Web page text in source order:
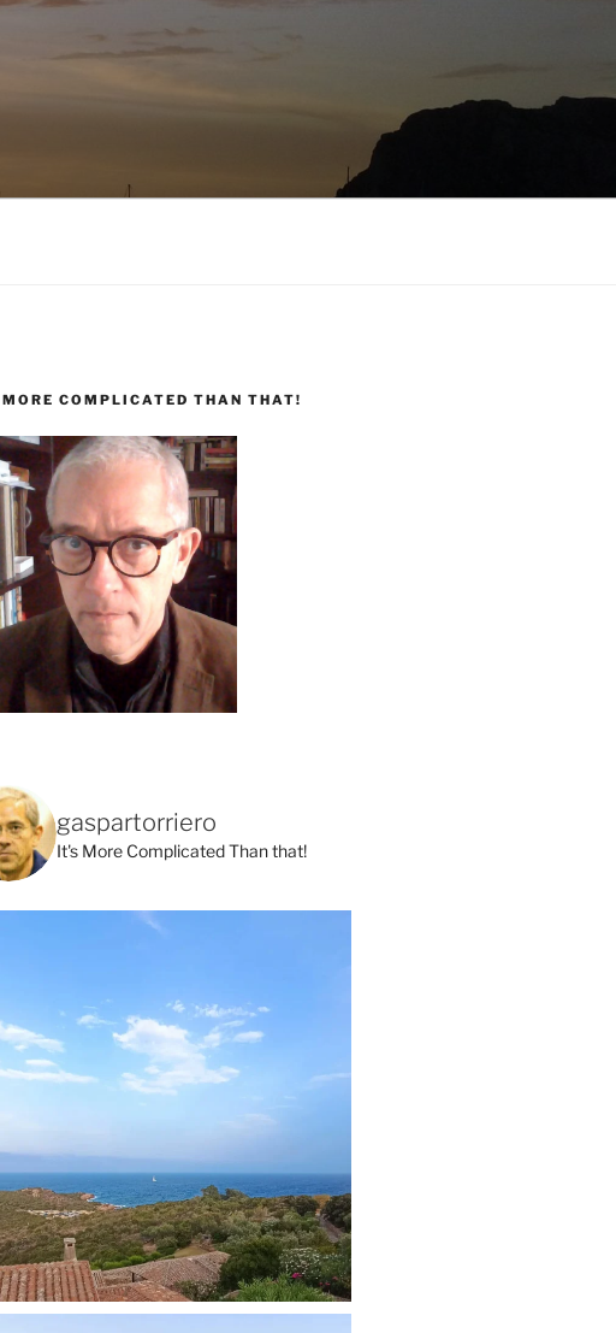
COMPLICATED THAN THAT!
gaspartorriero
It's More Complicated Than that!